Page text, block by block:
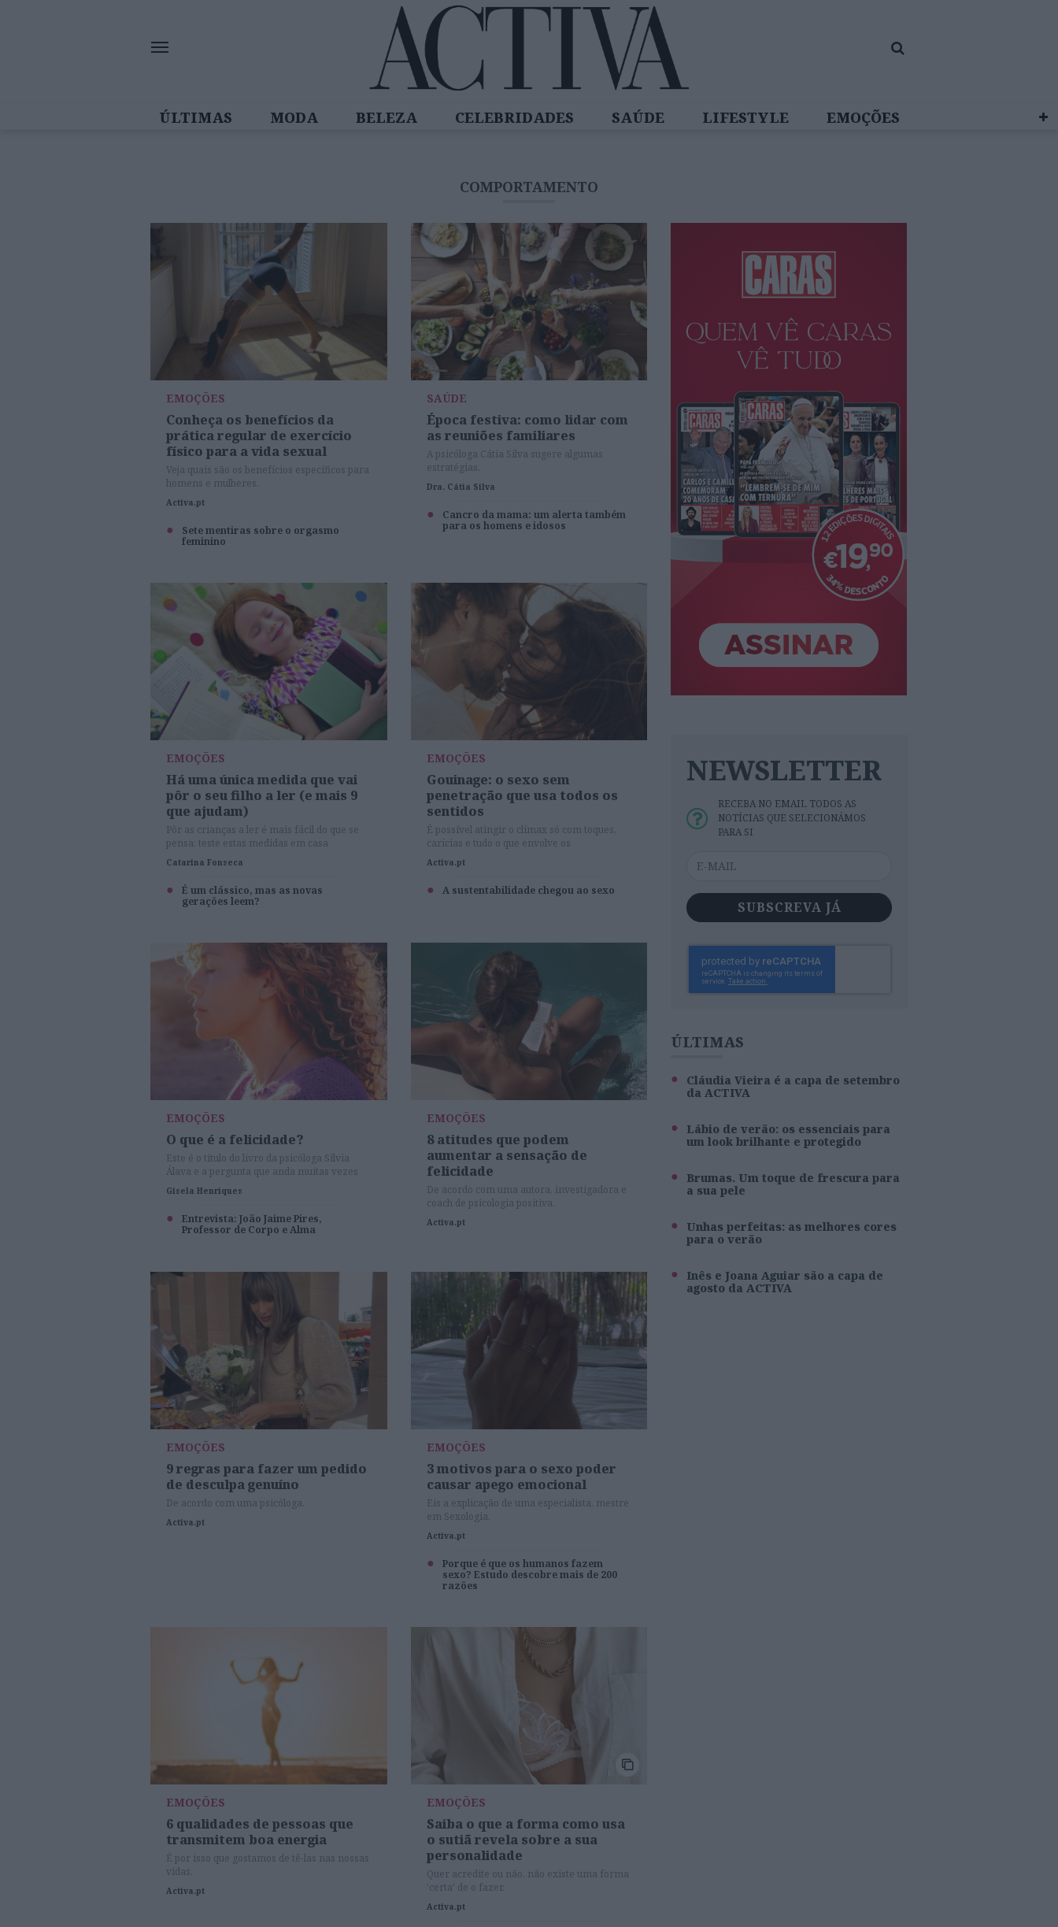
ÚLTIMAS MODA BELEZA CELEBRIDADES SAÚDE LIFESTYLE
EMOÇÕES
COMPORTAMENTO
EMOÇÕES
Conheça os benefícios da
prática regular de exercício
físico para a vida sexual
Veja quais são os benefícios específicos para
homens e mulheres.
Activa.pt
Sete mentiras sobre o orgasmo
feminino
SAÚDE
Época festiva: como lidar com
as reuniões familiares
A psicóloga Cátia Silva sugere algumas
estratégias.
Dra. Cátia Silva
Cancro da mama: um alerta também
para os homens e idosos
EMOÇÕES
Há uma única medida que vai
pôr o seu filho a ler (e mais 9
que ajudam)
Pôr as crianças a ler é mais fácil do que se
pensa: teste estas medidas em casa
Catarina Fonseca
É um clássico, mas as novas
gerações leem?
EMOÇÕES
Gouinage: o sexo sem
penetração que usa todos os
sentidos
É possível atingir o clímax só com toques,
carícias e tudo o que envolve os
preliminares.
Activa.pt
A sustentabilidade chegou ao sexo
EMOÇÕES
O que é a felicidade?
Este é o título do livro da psicóloga Silvia
Álava e a pergunta que anda muitas vezes
nas nossas cabeças. Por que desejamos
tanto a felicidade e tantas vezes nos
sentimos frustrados por não conseguirmos
conquistá-la? Silvia Álava ajuda-nos a
perceber melhor como podemos apreciar
Gisela Henriques
Entrevista: João Jaime Pires,
Professor de Corpo e Alma
EMOÇÕES
8 atitudes que podem
aumentar a sensação de
felicidade
De acordo com uma autora, investigadora e
coach de psicologia positiva.
Activa.pt
EMOÇÕES
9 regras para fazer um pedido
de desculpa genuíno
De acordo com uma psicóloga.
Activa.pt
EMOÇÕES
3 motivos para o sexo poder
causar apego emocional
Eis a explicação de uma especialista, mestre
em Sexologia.
Activa.pt
Porque é que os humanos fazem
sexo? Estudo descobre mais de 200
razões
EMOÇÕES
6 qualidades de pessoas que
transmitem boa energia
É por isso que gostamos de tê-las nas nossas
vidas.
Activa.pt
EMOÇÕES
Saiba o que a forma como usa
o sutiã revela sobre a sua
personalidade
Quer acredite ou não, não existe uma forma
'certa' de o fazer.
Activa.pt
NEWSLETTER
RECEBA NO EMAIL TODOS AS
NOTÍCIAS QUE SELECIONÁMOS
PARA SI
SUBSCREVA JÁ
ÚLTIMAS
Cláudia Vieira é a capa de setembro
da ACTIVA
Lábio de verão: os essenciais para
um look brilhante e protegido
Brumas. Um toque de frescura para
a sua pele
Unhas perfeitas: as melhores cores
para o verão
Inês e Joana Aguiar são a capa de
agosto da ACTIVA